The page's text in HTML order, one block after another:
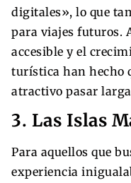
digitales», lo que
para viajes futuros.
accesible y el
turística han hecho
atractivo pasar
3. Las Islas
Para aquellos que
experiencia